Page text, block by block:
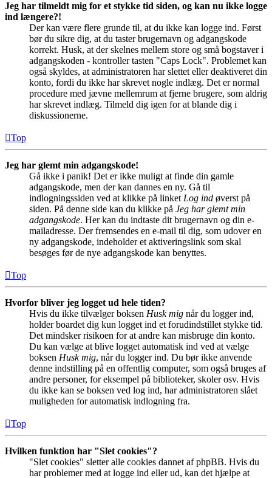
Jeg har tilmeldt mig for et stykke tid siden, og kan nu ikke logge
ind længere?!
Der kan være flere grunde til, at du ikke kan logge ind. Først
bør du sikre dig, at du taster brugernavn og adgangskode
korrekt. Husk, at der skelnes mellem store og små bogstaver i
adgangskoden - kontroller tasten "Caps Lock". Problemet kan
også skyldes, at administratoren har slettet eller deaktiveret din
konto, fordi du ikke har skrevet nogle indlæg. Det er normal
procedure med jævne mellemrum at fjerne brugere, som aldrig
har skrevet indlæg. Tilmeld dig igen for at blande dig i
diskussionerne.
Top
Jeg har glemt min adgangskode!
Gå ikke i panik! Det er ikke muligt at finde din gamle
adgangskode, men der kan dannes en ny. Gå til
indlogningssiden ved at klikke på linket Log ind øverst på
siden. På denne side kan du klikke på Jeg har glemt min
adgangskode. Her kan du indtaste dit brugernavn og din e-
mailadresse. Der fremsendes en e-mail til dig, som udover en
ny adgangskode, indeholder et aktiveringslink som skal
besøges før de nye adgangskode kan benyttes.
Top
Hvorfor bliver jeg logget ud hele tiden?
Hvis du ikke tilvælger boksen Husk mig når du logger ind,
holder boardet dig kun logget ind et forudindstillet stykke tid.
Det mindsker risikoen for at andre kan misbruge din konto.
Du kan vælge at blive logget automatisk ind ved at vælge
boksen Husk mig, når du logger ind. Du bør ikke anvende
denne indstilling på en offentlig computer, som også bruges af
andre personer, for eksempel på biblioteker, skoler osv. Hvis
du ikke kan se boksen ved log ind, har administratoren slået
muligheden for automatisk indlogning fra.
Top
Hvilken funktion har "Slet cookies"?
"Slet cookies" sletter alle cookies dannet af phpBB. Hvis du
har problemer med at logge ind eller ud, kan det hjælpe at